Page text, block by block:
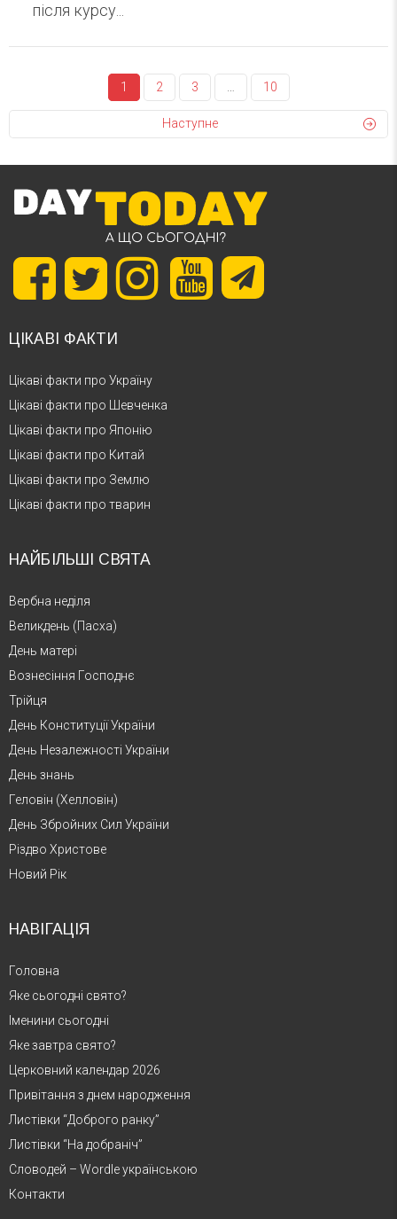
після курсу...
1 2 3 … 10
Наступне
ЦІКАВІ ФАКТИ
Цікаві факти про Україну
Цікаві факти про Шевченка
Цікаві факти про Японію
Цікаві факти про Китай
Цікаві факти про Землю
Цікаві факти про тварин
НАЙБІЛЬШІ СВЯТА
Вербна неділя
Великдень (Пасха)
День матері
Вознесіння Господнє
Трійця
День Конституції України
День Незалежності України
День знань
Геловін (Хелловін)
День Збройних Сил України
Різдво Христове
Новий Рік
НАВІГАЦІЯ
Головна
Яке сьогодні свято?
Іменини сьогодні
Яке завтра свято?
Церковний календар 2026
Привітання з днем народження
Листівки “Доброго ранку”
Листівки “На добраніч”
Словодей – Wordle українською
Контакти